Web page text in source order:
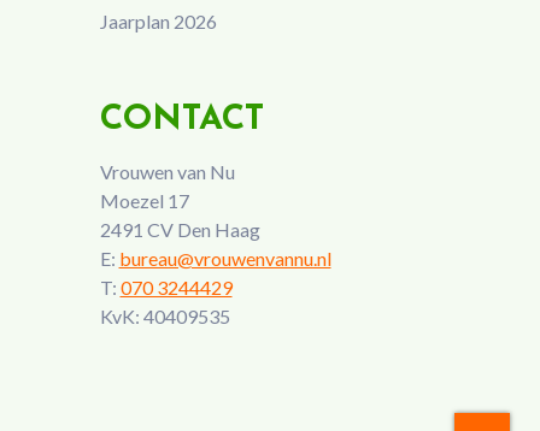
Jaarplan 2026
CONTACT
Vrouwen van Nu
Moezel 17
2491 CV Den Haag
E: bureau@vrouwenvannu.nl
T: 070 3244429
KvK: 40409535